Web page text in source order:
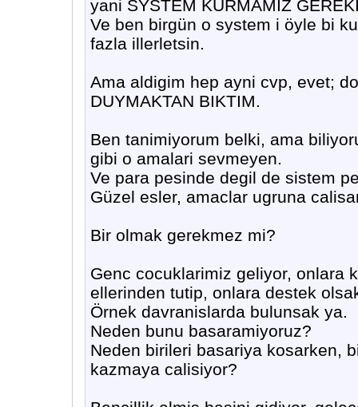
yani SYSTEM KURMAMIZ
Ve ben birgün o system i öyle bi
fazla illerletsin.
Ama aldigim hep ayni cvp, evet;
DUYMAKTAN BIKTIM.
Ben tanimiyorum belki, ama
gibi o amalari sevmeyen.
Ve para pesinde degil de sistem
Güzel esler, amaclar ugruna
Bir olmak gerekmez mi?
Genc cocuklarimiz geliyor, onlara
ellerinden tutip, onlara destek
Örnek davranislarda bulunsak ya.
Neden bunu basaramiyoruz?
Neden birileri basariya kosarken,
kazmaya calisiyor?